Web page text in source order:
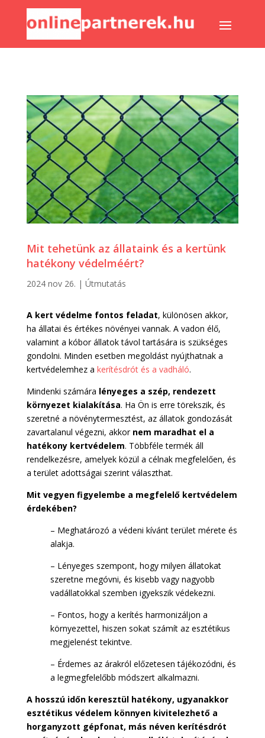
Mit tehetünk az állataink és a kertünk
hatékony védelméért?
2024 nov 26. | Útmutatás
A kert védelme fontos feladat, különösen akkor,
ha állatai és értékes növényei vannak. A vadon élő,
valamint a kóbor állatok távol tartására is szükséges
gondolni. Minden esetben megoldást nyújthatnak a
kertvédelemhez a kerítésdrót és a vadháló.
Mindenki számára lényeges a szép, rendezett
környezet kialakítása. Ha Ön is erre törekszik, és
szeretné a növénytermesztést, az állatok gondozását
zavartalanul végezni, akkornem maradhat el a
hatékony kertvédelem. Többféle termék áll
rendelkezésre, amelyek közül a célnak megfelelően, és
a terület adottságai szerint választhat.
Mit vegyen figyelembe a megfelelő kertvédelem
érdekében?
– Meghatározó a védeni kívánt terület mérete és
alakja.
– Lényeges szempont, hogy milyen állatokat
szeretne megóvni, és kisebb vagy nagyobb
vadállatokkal szemben igyekszik védekezni.
– Fontos, hogy a kerítés harmonizáljon a
környezettel, hiszen sokat számít az esztétikus
megjelenést tekintve.
– Érdemes az árakról előzetesen tájékozódni, és
a legmegfelelőbb módszert alkalmazni.
A hosszú időn keresztül hatékony, ugyanakkor
esztétikus védelem könnyen kivitelezhető a
horganyzott gépfonat, más néven kerítésdrót